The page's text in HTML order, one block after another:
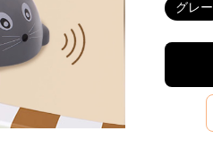
グレー